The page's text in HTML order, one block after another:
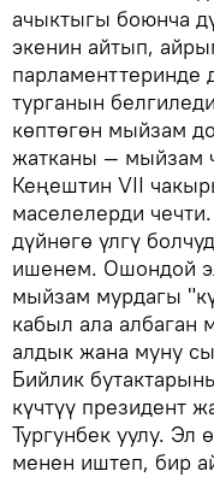
ачыктыгы боюнча
экенин айтып,
парламенттеринде
турганын
көптөгөн мыйзам
жатканы — мыйзам
Кеңештин VII
маселелерди
дүйнөгө үлгү
ишенем. Ошондой
мыйзам мурдагы
кабыл ала албаган
алдык жана муну
Бийлик
күчтүү президент
Тургунбек уулу. Эл
менен иштеп, бир